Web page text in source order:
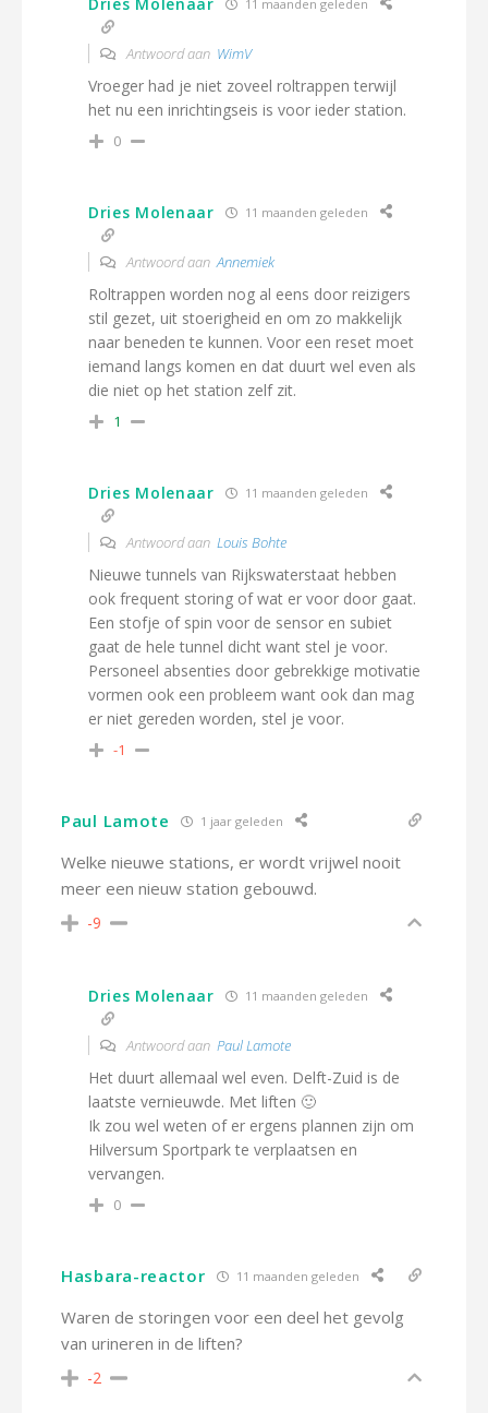
11 maanden geleden
Antwoord aan WimV
Vroeger had je niet zoveel roltrappen terwijl
het nu een inrichtingseis is voor ieder station.
0
Dries Molenaar 11 maanden geleden
Antwoord aanAnnemiek
Roltrappen worden nog al eens door reizigers
stil gezet, uit stoerigheid en om zo makkelijk
naar beneden te kunnen. Voor een reset moet
iemand langs komen en dat duurt wel even als
die niet op het station zelf zit.
1
Dries Molenaar 11 maanden geleden
Antwoord aan Louis Bohte
Nieuwe tunnels van Rijkswaterstaat hebben
ook frequent storing of wat er voor door gaat.
Een stofje of spin voor de sensor en subiet
gaat de hele tunnel dicht want stel je voor.
Personeel absenties door gebrekkige motivatie
vormen ook een probleem want ook dan mag
er niet gereden worden, stel je voor.
-1
Paul Lamote 1 jaar geleden
Welke nieuwe stations, er wordt vrijwel nooit
meer een nieuw station gebouwd.
-9
Dries Molenaar 11 maanden geleden
Antwoord aan Paul Lamote
Het duurt allemaal wel even. Delft-Zuid is de
laatste vernieuwde. Met liften 🙂
Ik zou wel weten of er ergens plannen zijn om
Hilversum Sportpark te verplaatsen en
vervangen.
0
Hasbara-reactor 11 maanden geleden
Waren de storingen voor een deel het gevolg
van urineren in de liften?
-2